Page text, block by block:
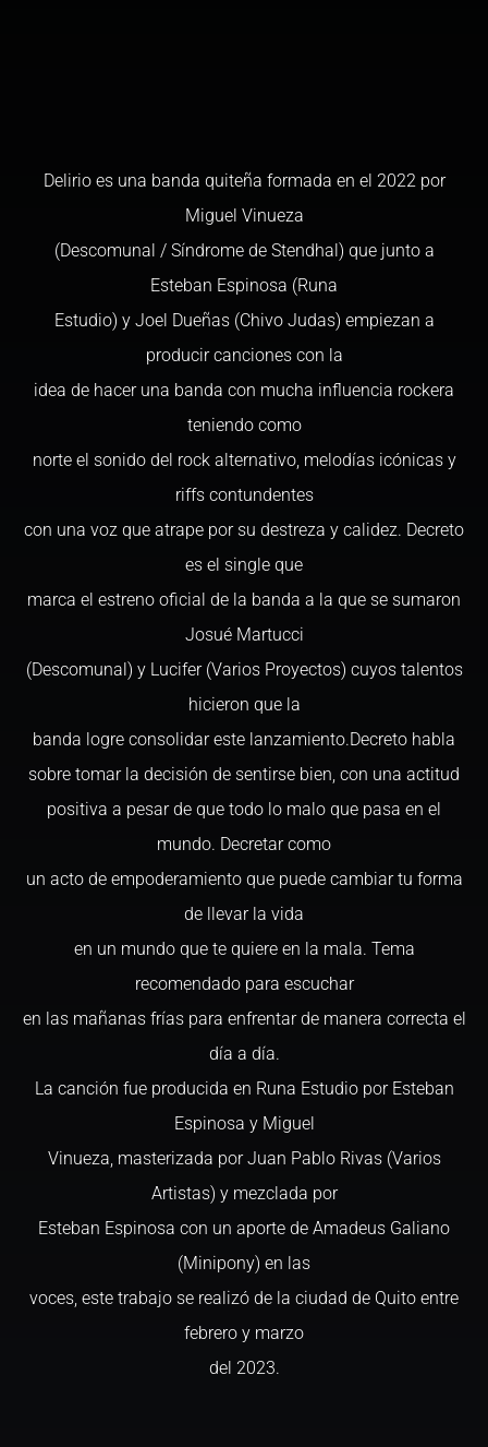
Delirio es una banda quiteña formada en el 2022 por
Miguel Vinueza
(Descomunal / Síndrome de Stendhal) que junto a
Esteban Espinosa (Runa
Estudio) y Joel Dueñas (Chivo Judas) empiezan a
producir canciones con la
idea de hacer una banda con mucha influencia rockera
teniendo como
norte el sonido del rock alternativo, melodías icónicas y
riffs contundentes
con una voz que atrape por su destreza y calidez. Decreto
es el single que
marca el estreno oficial de la banda a la que se sumaron
Josué Martucci
(Descomunal) y Lucifer (Varios Proyectos) cuyos talentos
hicieron que la
banda logre consolidar este lanzamiento.Decreto habla
sobre tomar la decisión de sentirse bien, con una actitud
positiva a pesar de que todo lo malo que pasa en el
mundo. Decretar como
un acto de empoderamiento que puede cambiar tu forma
de llevar la vida
en un mundo que te quiere en la mala. Tema
recomendado para escuchar
en las mañanas frías para enfrentar de manera correcta el
día a día.
La canción fue producida en Runa Estudio por Esteban
Espinosa y Miguel
Vinueza, masterizada por Juan Pablo Rivas (Varios
Artistas) y mezclada por
Esteban Espinosa con un aporte de Amadeus Galiano
(Minipony) en las
voces, este trabajo se realizó de la ciudad de Quito entre
febrero y marzo
del 2023.